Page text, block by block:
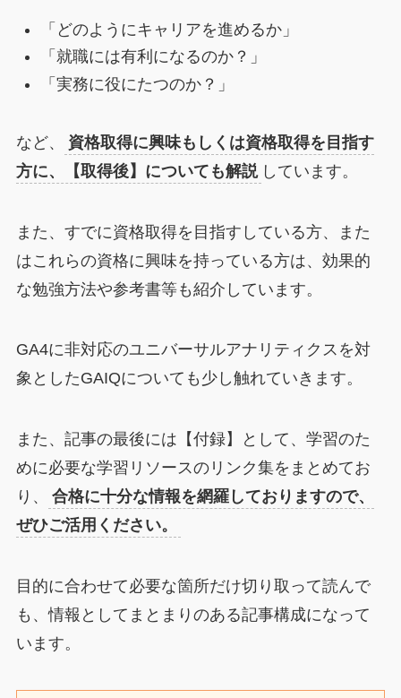
「どのようにキャリアを進めるか」
「就職には有利になるのか？」
「実務に役にたつのか？」
など、
資格取得に興味もしくは資格取得を目指す
方に、【取得後】についても解説 しています。
また、すでに資格取得を目指すしている方、また
はこれらの資格に興味を持っている方は、効果的
な勉強方法や参考書等も紹介しています。
GA4に非対応のユニバーサルアナリティクスを対
象としたGAIQについても少し触れていきます。
また、記事の最後には【付録】として、学習のた
めに必要な学習リソースのリンク集をまとめてお
り、
合格に十分な情報を網羅しておりますので、
ぜひご活用ください。
目的に合わせて必要な箇所だけ切り取って読んで
も、情報としてまとまりのある記事構成になって
います。